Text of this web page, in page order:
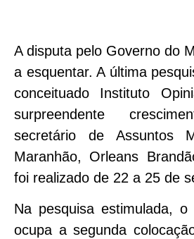
A disputa pelo Governo do
a esquentar. A última
conceituado Instituto
surpreendente
secretário de Assuntos
Maranhão, Orleans
foi realizado de 22 a 25 de
Na pesquisa estimulada,
ocupa a segunda